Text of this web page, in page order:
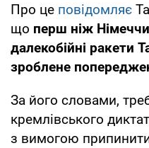
Про це повідомляє
що перш ніж
далекобійні ракети
зроблене
За його словами,
кремлівського
з вимогою